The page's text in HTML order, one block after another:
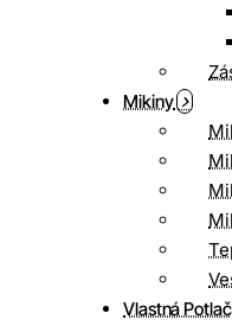
Mikiny
Vlastná Potlač